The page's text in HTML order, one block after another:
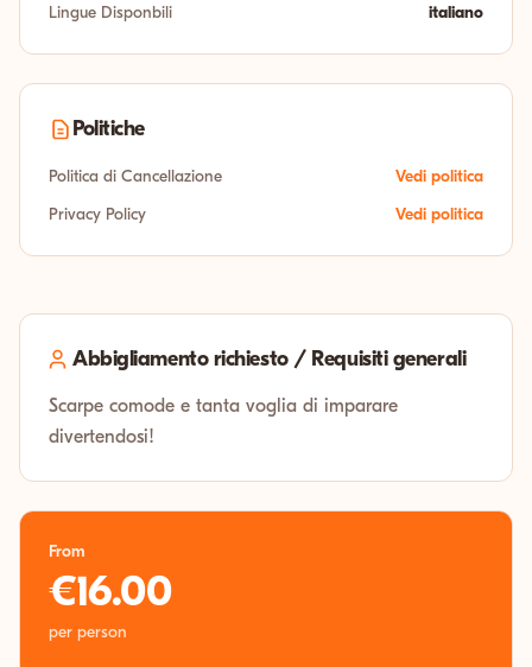
Lingue Disponbili
italiano
Politiche
Politica di Cancellazione
Vedi politica
Privacy Policy
Vedi politica
Abbigliamento richiesto / Requisiti generali
Scarpe comode e tanta voglia di imparare
divertendosi!
From
€16.00
per person